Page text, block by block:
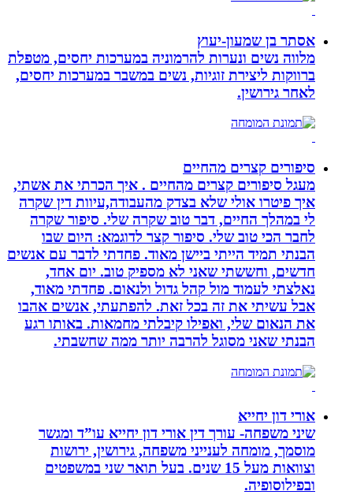
אסתר בן שמעון-יעוץ
מלווה נשים ונערות להרמוניה במערכות יחסים, מטפלת
ברווקות ליצירת זוגיות, נשים במשבר במערכות יחסים,
לאחר גירושין.
סיפורים קצרים מהחיים
מעגל סיפורים קצרים מהחיים . איך הכרתי את אשתי,
איך פיטרו אולי שלא בצדק מהעבודה,עיוות דין שקרה
לי במהלך החיים, דבר טוב שקרה שלי. סיפור שקרה
לחבר הכי טוב שלי. סיפור קצר לדוגמא: היום שבו
הבנתי תמיד הייתי ביישן מאוד. פחדתי לדבר עם אנשים
חדשים, וחששתי שאני לא מספיק טוב. יום אחד,
נאלצתי לעמוד מול קהל גדול ולנאום. פחדתי מאוד,
אבל עשיתי את זה בכל זאת. להפתעתי, אנשים אהבו
את הנאום שלי, ואפילו קיבלתי מחמאות. באותו רגע
הבנתי שאני מסוגל להרבה יותר ממה שחשבתי.
אורי דון יחייא
שיני משפחה- עורך דין אורי דון יחייא עו”ד ומגשר
מוסמך, מומחה לענייני משפחה, גירושין, ירושות
וצוואות מעל 15 שנים. בעל תואר שני במשפטים
ובפילוסופיה.